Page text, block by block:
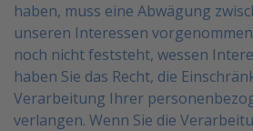
haben, muss eine Abwägung
unseren Interessen
noch nicht feststeht, wessen
haben Sie das Recht, die
Verarbeitung Ihrer
verlangen. Wenn Sie die